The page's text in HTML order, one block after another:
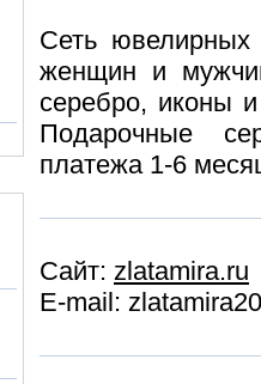
Сеть
женщин и
серебро, иконы
Подарочные
платежа 1-6
Сайт: zlatamira.ru
E-mail: